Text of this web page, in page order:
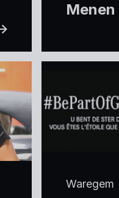
Menen
Waregem